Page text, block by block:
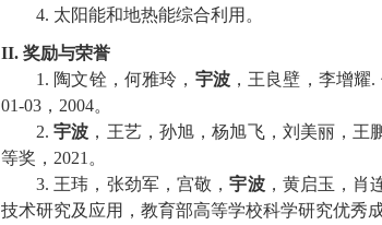
4. 太阳能和地热能综合利用。
II. 奖励与荣誉
1. 陶文铨，何雅玲， 宇波，王良壁，李增耀.
01-03 ， 2004。
2.宇波 ，王艺，孙旭，杨旭飞，刘美丽，王
等奖， 2021 。
3. 王玮，张劲军，宫敬，宇波，黄启玉，肖
技术研究及应用，教育部高等学校科学研究优秀